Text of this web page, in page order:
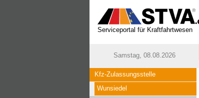
Serviceportal für Kraftfahrtwesen
Samstag, 08.08.2026
Kfz-Zulassungsstelle
Wunsiedel